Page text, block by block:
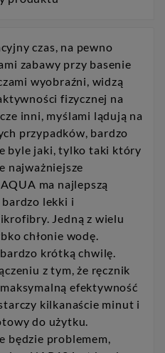
czas, na pewno
zabawy przy basenie
wyobraźni, widzą
fizycznej na
inni, myślami lądują na
przypadków, bardzo
byle jaki, tylko taki który
najważniejsze
ma najlepszą
lekki i
Jedną z wielu
chłonie wodę.
krótką chwilę.
z tym, że ręcznik
efektywność
kilkanaście minut i
do użytku.
będzie problemem,